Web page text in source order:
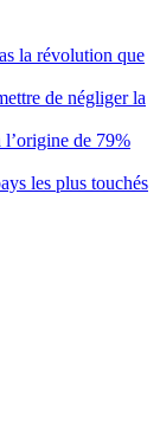
la révolution que
de négliger la
l’origine de 79%
les plus touchés